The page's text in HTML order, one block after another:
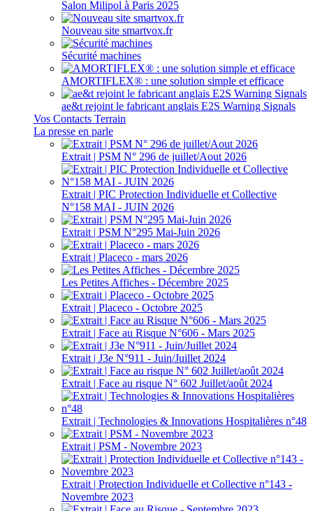
Salon Milipol à Paris 2025
Nouveau site smartvox.fr
Sécurité machines
AMORTIFLEX® : une solution simple et efficace
ae&t rejoint le fabricant anglais E2S Warning Signals
Vos Contacts Terrain
La presse en parle
Extrait | PSM N° 296 de juillet/Aout 2026
Extrait | PIC Protection Individuelle et Collective
N°158 MAI - JUIN 2026
Extrait | PSM N°295 Mai-Juin 2026
Extrait | Placeco - mars 2026
Les Petites Affiches - Décembre 2025
Extrait | Placeco - Octobre 2025
Extrait | Face au Risque N°606 - Mars 2025
Extrait | J3e N°911 - Juin/Juillet 2024
Extrait | Face au risque N° 602 Juillet/août 2024
Extrait | Technologies & Innovations Hospitalières n°48
Extrait | PSM - Novembre 2023
Extrait | Protection Individuelle et Collective n°143 -
Novembre 2023